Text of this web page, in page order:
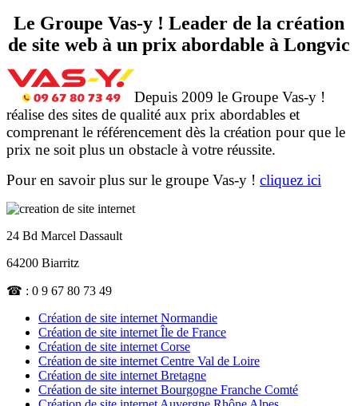
Le Groupe Vas-y ! Leader de la création
de site web à un prix abordable à Longvic
Depuis 2009 le Groupe Vas-y !
réalise des sites de qualité aux prix abordables et
comprenant le référencement dès la création pour que le
prix ne soit plus un obstacle à votre réussite.
Pour en savoir plus sur le groupe Vas-y ! cliquez ici
24 Bd Marcel Dassault
64200 Biarritz
☎ : 0 9 67 80 73 49
Création de site internet Normandie
Création de site internet Île de France
Création de site internet Corse
Création de site internet Centre Val de Loire
Création de site internet Bretagne
Création de site internet Bourgogne Franche Comté